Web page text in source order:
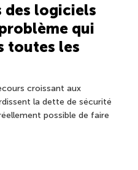
des logiciels
qui
toutes les
croissant aux
la dette de sécurité
possible de faire